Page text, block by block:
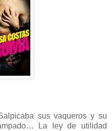
sus vaqueros y su
La ley de utilidad